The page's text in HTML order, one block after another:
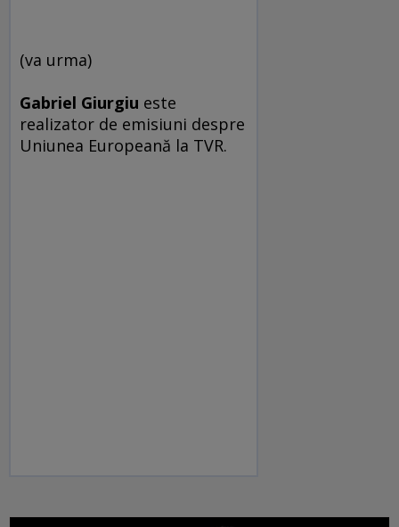
(va urma)
Gabriel Giurgiu este
realizator de emisiuni despre
Uniunea Europeană la TVR.